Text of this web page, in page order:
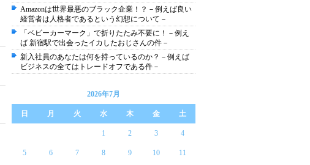
Amazonは世界最悪のブラック企業！？－例えば良い
経営者は人格者であるという幻想について－
「ベビーカーマーク」で折りたたみ不要に！－例え
ば 新宿駅で出会ったイカしたおじさんの件－
新入社員のあなたは何を持っているのか？－例えば
ビジネスの全てはトレードオフである件－
2026年7月
日 月 火 水 木 金 土
1 2 3 4
5 6 7 8 9 10 11